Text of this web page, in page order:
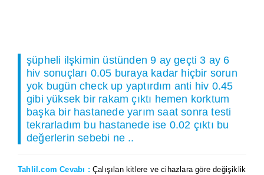
şüpheli ilşkimin üstünden 9 ay geçti 3 ay 6
hiv sonuçları 0.05 buraya kadar hiçbir sorun
yok bugün check up yaptırdım anti hiv 0.45
gibi yüksek bir rakam çıktı hemen korktum
başka bir hastanede yarım saat sonra testi
tekrarladım bu hastanede ise 0.02 çıktı bu
değerlerin sebebi ne ..
Tahlil.com Cevabı : Çalışılan kitlere ve cihazlara göre değişiklik